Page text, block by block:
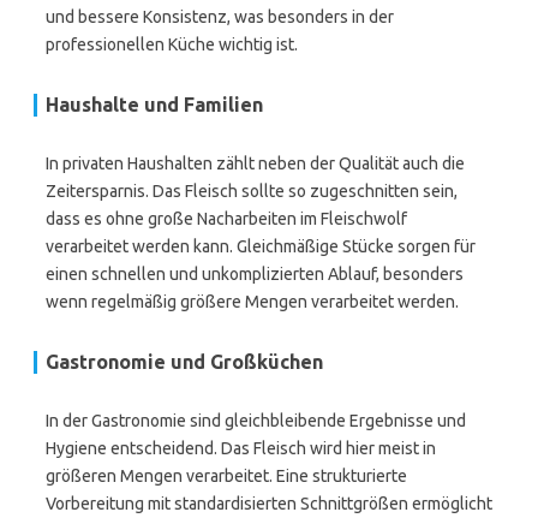
und bessere Konsistenz, was besonders in der
professionellen Küche wichtig ist.
Haushalte und Familien
In privaten Haushalten zählt neben der Qualität auch die
Zeitersparnis. Das Fleisch sollte so zugeschnitten sein,
dass es ohne große Nacharbeiten im Fleischwolf
verarbeitet werden kann. Gleichmäßige Stücke sorgen für
einen schnellen und unkomplizierten Ablauf, besonders
wenn regelmäßig größere Mengen verarbeitet werden.
Gastronomie und Großküchen
In der Gastronomie sind gleichbleibende Ergebnisse und
Hygiene entscheidend. Das Fleisch wird hier meist in
größeren Mengen verarbeitet. Eine strukturierte
Vorbereitung mit standardisierten Schnittgrößen ermöglicht